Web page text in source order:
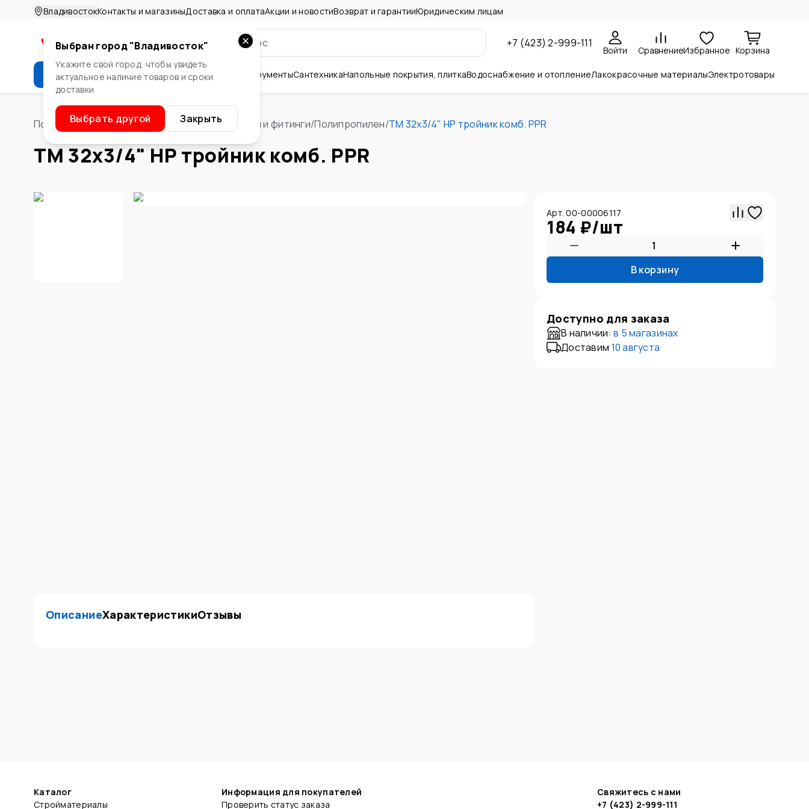
ВладивостокКонтакты и магазиныДоставка и оплатаАкции и новостиВозврат и гарантииЮридическим лицам
+7 (423) 2-999-111
Войти СравнениеИзбранное Корзина
Каталог Стройматериалы ИнструментыСантехникаНапольные покрытия, плиткаВодоснабжение и отоплениеЛакокрасочные материалыЭлектротовары
Выбран город "Владивосток"
Укажите свой город, чтобы увидеть
актуальное наличие товаров и сроки
доставки
Выбрать другой Закрыть
Помощник/Водоснабжение и отопление Трубы и фитинги/Полипропилен/TM 32х3/4" НР тройник комб. PPR
TM 32х3/4" НР тройник комб. PPR
ОписаниеХарактеристикиОтзывы
Арт. 00-00006117
184 ₽/шт
В корзину
Доступно для заказа
В наличии: в 5 магазинах
Доставим 10 августа
Каталог
Стройматериалы
Информация для покупателей
Проверить статус заказа
Свяжитесь с нами
+7 (423) 2-999-111